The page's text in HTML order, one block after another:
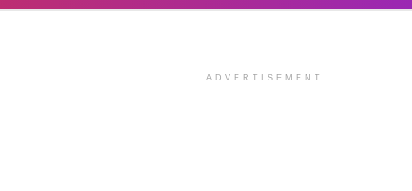
ADVERTISEMENT